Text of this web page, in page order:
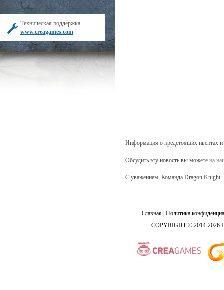
Техническая поддержка
www.creagames.com
Информация о предстоящих ивентах и
Обсудить эту новость вы можете на
С уважением, Команда Dragon Knight
Главная Политика
COPYRIGHT © 2014-2026